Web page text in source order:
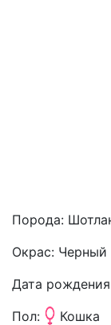
Порода:
Окрас: Черный
Дата
Пол:
Кошка